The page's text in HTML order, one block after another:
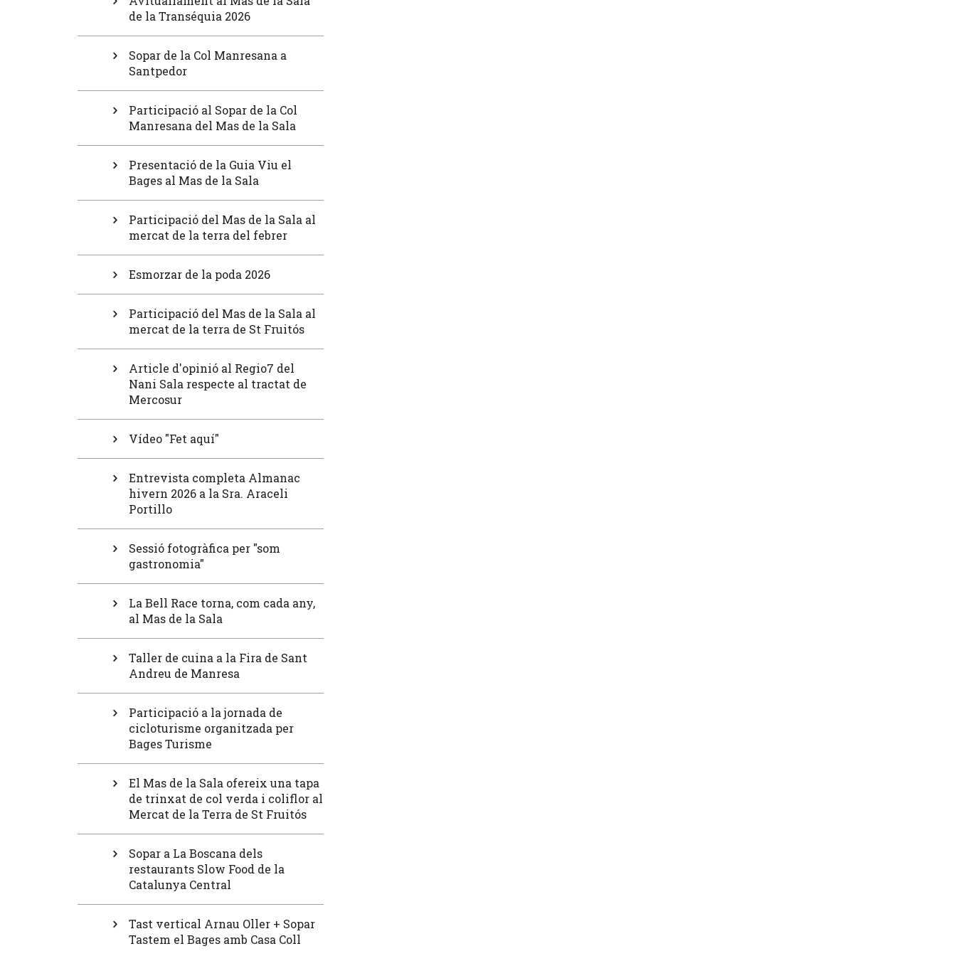
de la Transéquia 2026
Sopar de la Col Manresana a
Santpedor
Participació al Sopar de la Col
Manresana del Mas de la Sala
Presentació de la Guia Viu el
Bages al Mas de la Sala
Participació del Mas de la Sala al
mercat de la terra del febrer
Esmorzar de la poda 2026
Participació del Mas de la Sala al
mercat de la terra de St Fruitós
Article d'opinió al Regio7 del
Nani Sala respecte al tractat de
Mercosur
Vídeo "Fet aquí"
Entrevista completa Almanac
hivern 2026 a la Sra. Araceli
Portillo
Sessió fotogràfica per "som
gastronomia"
La Bell Race torna, com cada any,
al Mas de la Sala
Taller de cuina a la Fira de Sant
Andreu de Manresa
Participació a la jornada de
cicloturisme organitzada per
Bages Turisme
El Mas de la Sala ofereix una tapa
de trinxat de col verda i coliflor al
Mercat de la Terra de St Fruitós
Sopar a La Boscana dels
restaurants Slow Food de la
Catalunya Central
Tast vertical Arnau Oller + Sopar
Tastem el Bages amb Casa Coll